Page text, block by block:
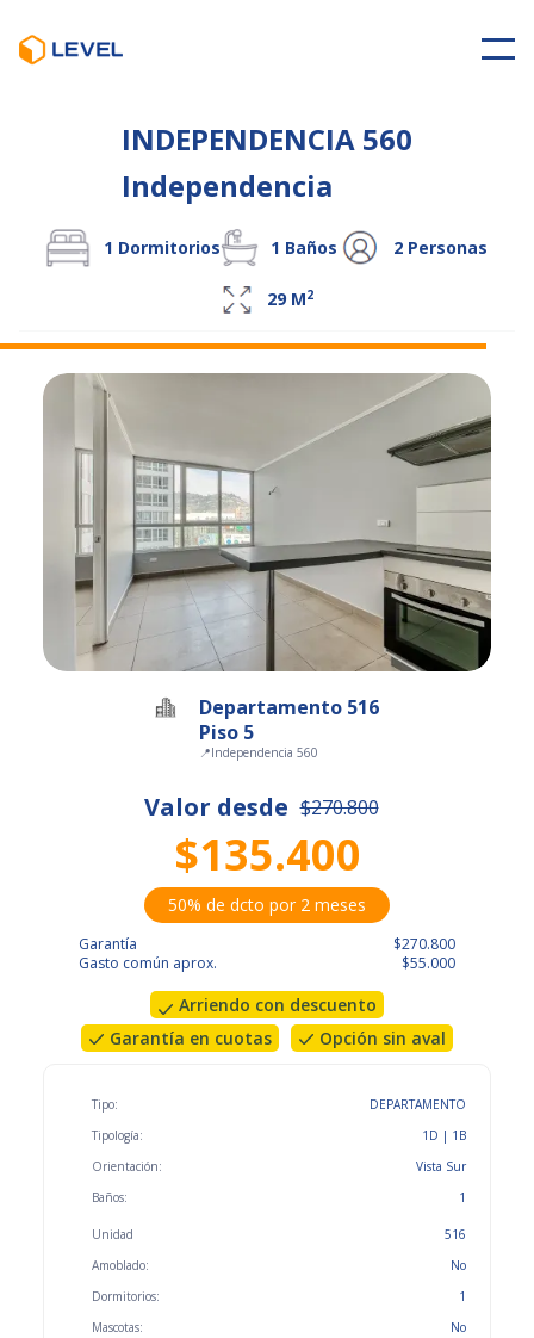
INDEPENDENCIA 560
Independencia
1 Dormitorios 1 Baños 2 Personas
29 M2
Departamento 516
Piso 5
📍Independencia 560
Valor desde $270.800
$135.400
50% de dcto por 2 meses
Garantía
Gasto común aprox.
$270.800
$55.000
Arriendo con descuento
Garantía en cuotas
Opción sin aval
Tipo:
Tipología:
Orientación:
Baños:
DEPARTAMENTO
1D | 1B
Vista Sur
1
Unidad
Amoblado:
Dormitorios:
Mascotas:
516
No
1
No